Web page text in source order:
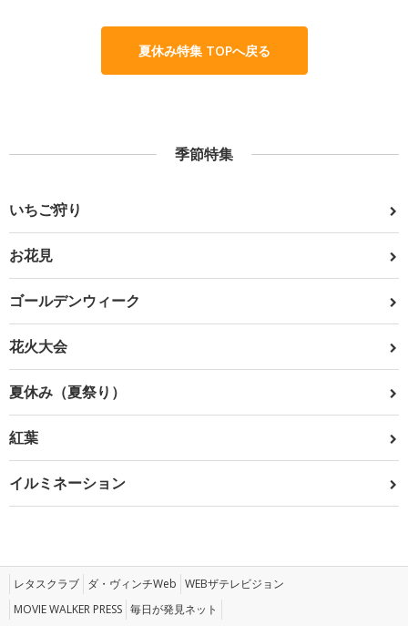
夏休み特集 TOPへ戻る
季節特集
いちご狩り
お花見
ゴールデンウィーク
花火大会
夏休み（夏祭り）
紅葉
イルミネーション
レタスクラブ ダ・ヴィンチWeb WEBザテレビジョン
MOVIE WALKER PRESS 毎日が発見ネット